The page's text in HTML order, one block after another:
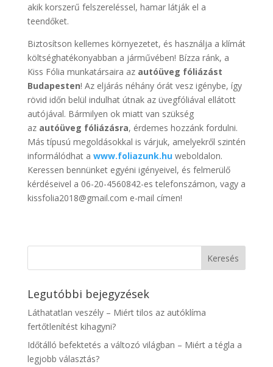
akik korszerű felszereléssel, hamar látják el a
teendőket.
Biztosítson kellemes környezetet, és használja a klímát
költséghatékonyabban a járművében! Bízza ránk, a
Kiss Fólia munkatársaira az autóüveg fóliázást
Budapesten! Az eljárás néhány órát vesz igénybe, így
rövid időn belül indulhat útnak az üvegfóliával ellátott
autójával. Bármilyen ok miatt van szükség
az autóüveg fóliázásra, érdemes hozzánk fordulni.
Más típusú megoldásokkal is várjuk, amelyekről szintén
informálódhat a www.foliazunk.huweboldalon.
Keressen bennünket egyéni igényeivel, és felmerülő
kérdéseivel a 06-20-4560842-es telefonszámon, vagy a
kissfolia2018@gmail.com e-mail címen!
Legutóbbi bejegyzések
Láthatatlan veszély – Miért tilos az autóklíma
fertőtlenítést kihagyni?
Időtálló befektetés a változó világban – Miért a tégla a
legjobb választás?